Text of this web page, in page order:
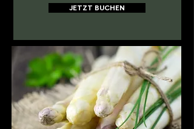
JETZT BUCHEN